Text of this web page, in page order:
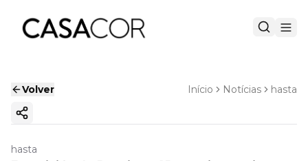
Volver Início Notícias hasta
Copiar enlace
hasta